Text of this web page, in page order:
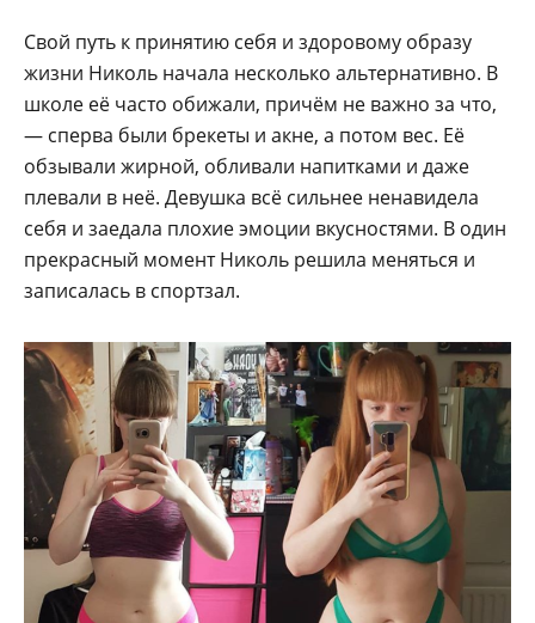
Свой путь к принятию себя и здоровому образу
жизни Николь начала несколько альтернативно. В
школе её часто обижали, причём не важно за что,
— сперва были брекеты и акне, а потом вес. Её
обзывали жирной, обливали напитками и даже
плевали в неё. Девушка всё сильнее ненавидела
себя и заедала плохие эмоции вкусностями. В один
прекрасный момент Николь решила меняться и
записалась в спортзал.